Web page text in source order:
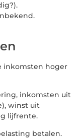
inkomsten hoger
inkomsten uit
winst uit
lijfrente.
betalen.